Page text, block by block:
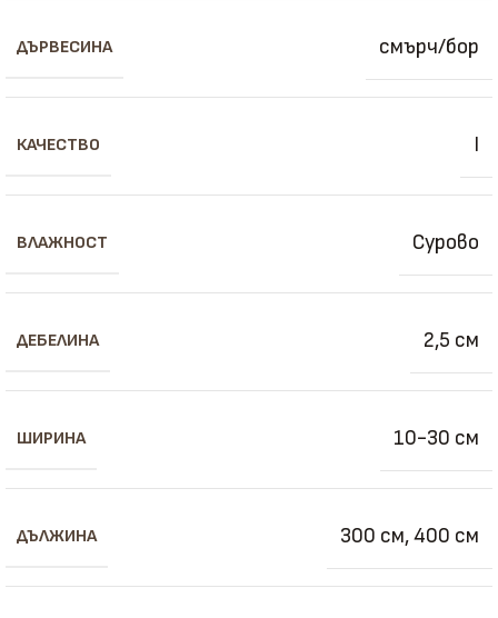
ДЪРВЕСИНА смърч/бор
КАЧЕСТВО I
ВЛАЖНОСТ Сурово
ДЕБЕЛИНА 2,5 см
ШИРИНА 10-30 см
ДЪЛЖИНА 300 см,400 см